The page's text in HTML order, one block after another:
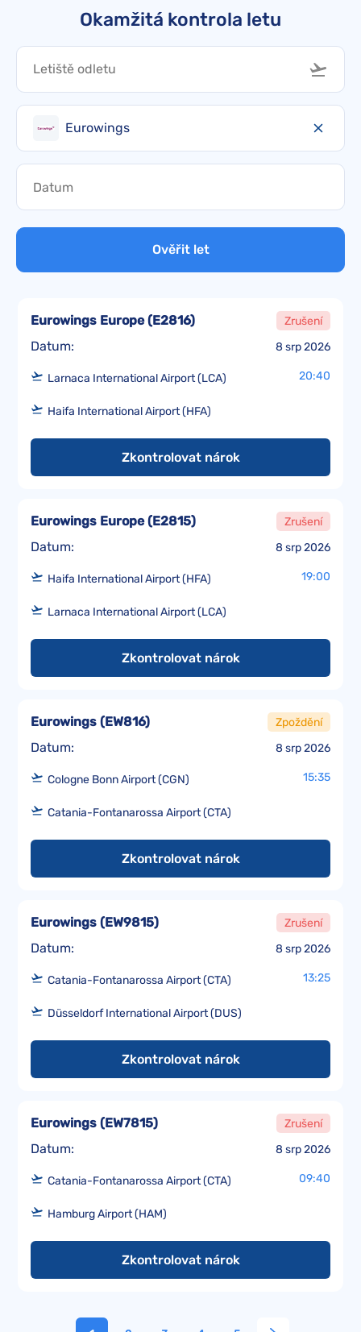
Okamžitá kontrola letu
Eurowings
Ověřit let
Datum: 8 srp 2026
Eurowings Europe(E2816) Zrušení
Larnaca International Airport (LCA) 20:40
Haifa International Airport (HFA)
Zkontrolovat nárok
Datum: 8 srp 2026
Eurowings Europe(E2815) Zrušení
Haifa International Airport (HFA) 19:00
Larnaca International Airport (LCA)
Zkontrolovat nárok
Datum: 8 srp 2026
Eurowings (EW816) Zpoždění
Cologne Bonn Airport (CGN) 15:35
Catania-Fontanarossa Airport (CTA)
Zkontrolovat nárok
Datum: 8 srp 2026
Eurowings (EW9815) Zrušení
Catania-Fontanarossa Airport (CTA) 13:25
Düsseldorf International Airport (DUS)
Zkontrolovat nárok
Datum: 8 srp 2026
Eurowings (EW7815) Zrušení
Catania-Fontanarossa Airport (CTA) 09:40
Hamburg Airport (HAM)
Zkontrolovat nárok